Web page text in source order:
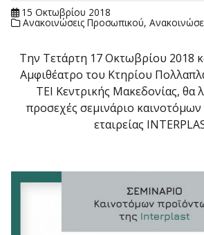
15 Οκτωβρίου 2018
Ανακοινώσεις Προσωπικού,
Την Τετάρτη 17 Οκτωβρίου 2018
Αμφιθέατρο του Κτηρίου
ΤΕΙ Κεντρικής Μακεδονίας, θα
προσεχές σεμινάριο
εταιρείας